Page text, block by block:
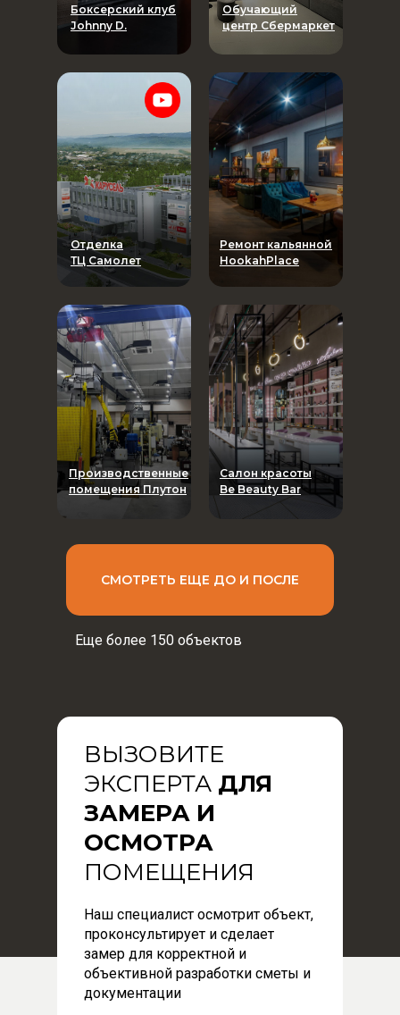
Еще более 150 объектов
СМОТРЕТЬ ЕЩЕ ДО И ПОСЛЕ
Ремонт кальянной
HookahPlace
Салон красоты
Be Beauty Bar
Производственные
помещения Плутон
Обучающий
центр Сбермаркет
Отделка
ТЦ Самолет
Боксерский клуб
Johnny D.
ВЫЗОВИТЕ
ЭКСПЕРТА ДЛЯ
ЗАМЕРА И
ОСМОТРА
ПОМЕЩЕНИЯ
Наш специалист осмотрит объект,
проконсультирует и сделает
замер для корректной и
объективной разработки сметы и
документации